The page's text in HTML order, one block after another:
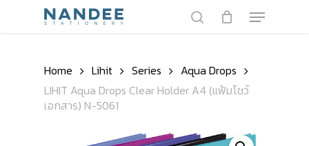
Menu
Home Lihit Series
Aqua Drops
LIHIT Aqua Drops Clear Holder A4 (แฟ้มโชว์
เอกสาร) N-5061